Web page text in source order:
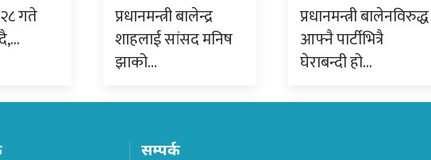
गते
प्रधानमन्त्री बालेन्द्र
शाहलाई सांसद मनिष
झाको…
प्रधानमन्त्री बालेनविरुद्ध
आफ्नै पार्टीभित्रै
घेराबन्दी हो…
सम्पर्क